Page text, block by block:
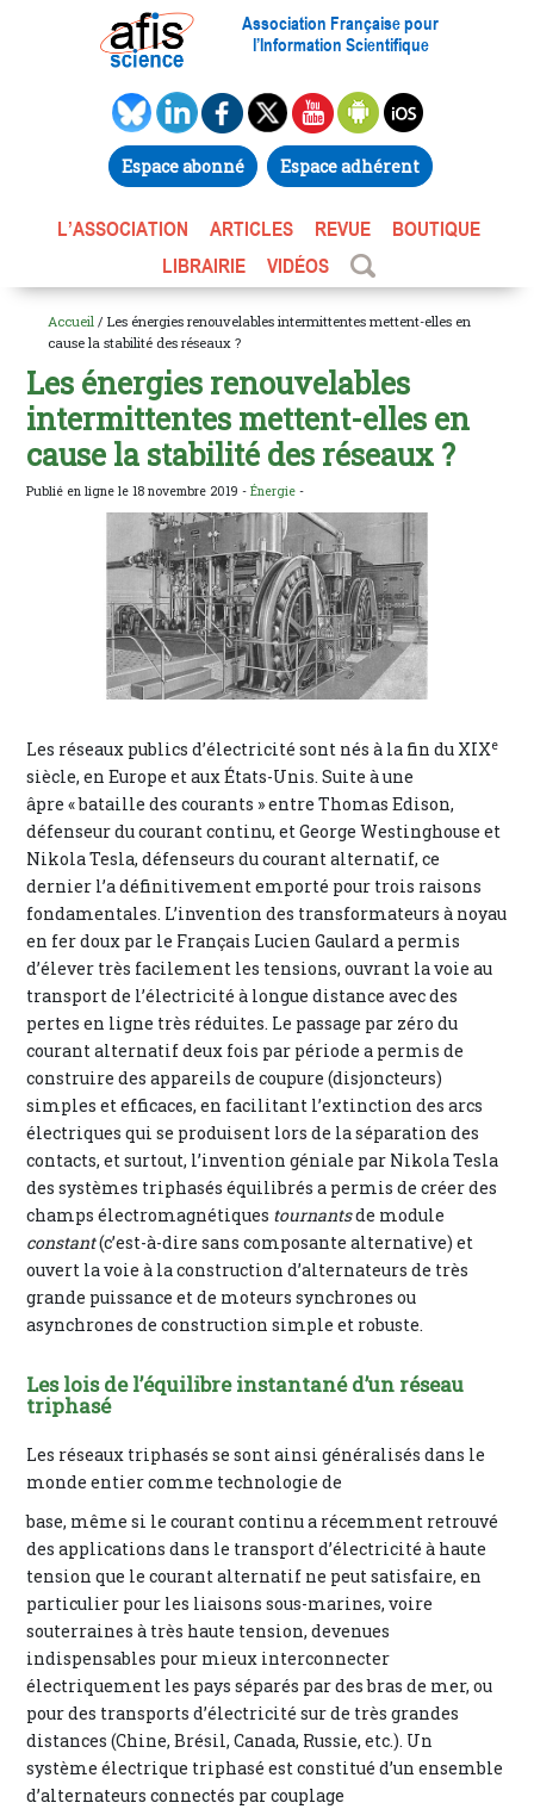
Association Française pour
l’Information Scientifique
Espace abonné Espace adhérent
L’ASSOCIATION ARTICLES REVUE
BOUTIQUE
LIBRAIRIE
VIDÉOS
Accueil / Les énergies renouvelables intermittentes mettent-elles en
cause la stabilité des réseaux ?
Les énergies renouvelables
intermittentes mettent-elles en
cause la stabilité des réseaux ?
Publié en ligne le 18 novembre 2019 -Énergie -
Les réseaux publics d’électricité sont nés à la fin du XIXe
siècle, en Europe et aux États-Unis. Suite à une
âpre « bataille des courants » entre Thomas Edison,
défenseur du courant continu, et George Westinghouse et
Nikola Tesla, défenseurs du courant alternatif, ce
dernier l’a définitivement emporté pour trois raisons
fondamentales. L’invention des transformateurs à noyau
en fer doux par le Français Lucien Gaulard a permis
d’élever très facilement les tensions, ouvrant la voie au
transport de l’électricité à longue distance avec des
pertes en ligne très réduites. Le passage par zéro du
courant alternatif deux fois par période a permis de
construire des appareils de coupure (disjoncteurs)
simples et efficaces, en facilitant l’extinction des arcs
électriques qui se produisent lors de la séparation des
contacts, et surtout, l’invention géniale par Nikola Tesla
des systèmes triphasés équilibrés a permis de créer des
champs électromagnétiques tournantsde module
constant(c’est-à-dire sans composante alternative) et
ouvert la voie à la construction d’alternateurs de très
grande puissance et de moteurs synchrones ou
asynchrones de construction simple et robuste.
Les lois de l’équilibre instantané d’un réseau
triphasé
Les réseaux triphasés se sont ainsi généralisés dans le
monde entier comme technologie de
base, même si le courant continu a récemment retrouvé
des applications dans le transport d’électricité à haute
tension que le courant alternatif ne peut satisfaire, en
particulier pour les liaisons sous-marines, voire
souterraines à très haute tension, devenues
indispensables pour mieux interconnecter
électriquement les pays séparés par des bras de mer, ou
pour des transports d’électricité sur de très grandes
distances (Chine, Brésil, Canada, Russie, etc.). Un
système électrique triphasé est constitué d’un ensemble
d’alternateurs connectés par couplage